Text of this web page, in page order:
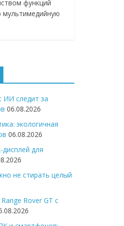
функций
ИИ следит за
06.08.2026
экологичная
06.08.2026
для
не стирать целый
Rover GT с